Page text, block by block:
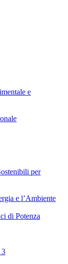
e
per
e l’Ambiente
di Potenza
3